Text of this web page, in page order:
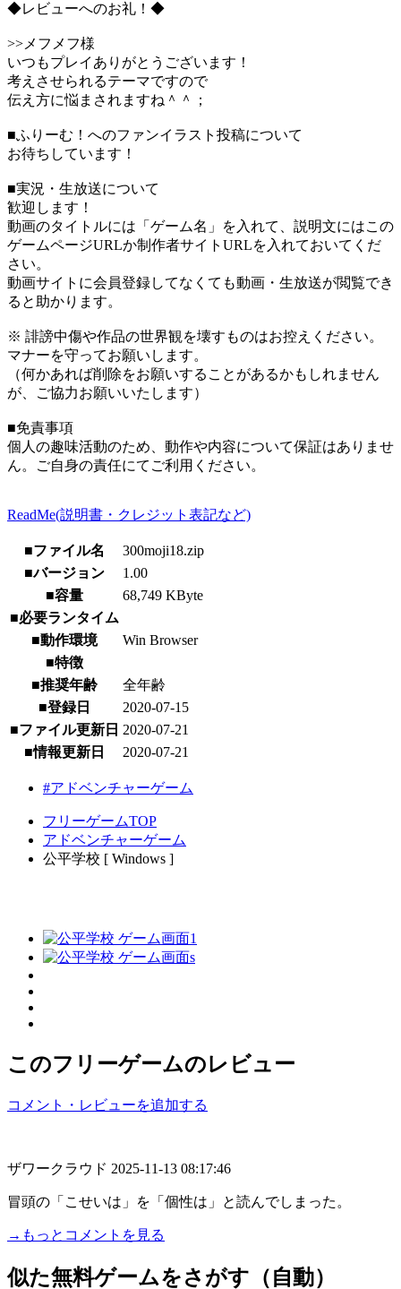
◆レビューへのお礼！◆
>>メフメフ様
いつもプレイありがとうございます！
考えさせられるテーマですので
伝え方に悩まされますね＾＾；
■ふりーむ！へのファンイラスト投稿について
お待ちしています！
■実況・生放送について
歓迎します！
動画のタイトルには「ゲーム名」を入れて、説明文にはこの
ゲームページURLか制作者サイトURLを入れておいてくだ
さい。
動画サイトに会員登録してなくても動画・生放送が閲覧でき
ると助かります。
※ 誹謗中傷や作品の世界観を壊すものはお控えください。
マナーを守ってお願いします。
（何かあれば削除をお願いすることがあるかもしれません
が、ご協力お願いいたします）
■免責事項
個人の趣味活動のため、動作や内容について保証はありませ
ん。ご自身の責任にてご利用ください。
ReadMe(説明書・クレジット表記など)
■ファイル名
300moji18.zip
■バージョン
1.00
■容量
68,749 KByte
■必要ランタイム
■動作環境
Win Browser
■特徴
■推奨年齢
全年齢
■登録日
2020-07-15
■ファイル更新日 2020-07-21
■情報更新日
2020-07-21
#アドベンチャーゲーム
フリーゲームTOP
アドベンチャーゲーム
公平学校 [ Windows ]
このフリーゲームのレビュー
コメント・レビューを追加する
ザワークラウド 2025-11-13 08:17:46
冒頭の「こせいは」を「個性は」と読んでしまった。
→もっとコメントを見る
似た無料ゲームをさがす（自動）